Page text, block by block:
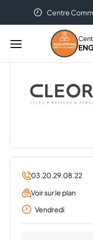
Centre
Menu
principal
... CLEOR
03.20.29.08.22
Voir sur le plan
Vendredi